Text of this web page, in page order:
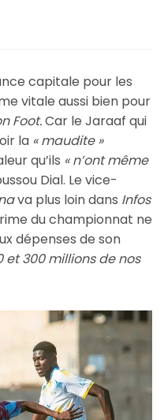
capitale pour les
vitale aussi bien pour
Foot.Car le Jaraaf qui
la « maudite »
qu’ils « n’ont même
Dial. Le vice-
va plus loin dans Infos
du championnat ne
dépenses de son
et 300 millions de nos